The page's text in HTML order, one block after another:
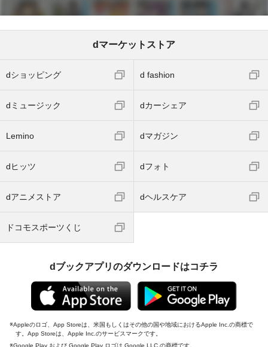
dマーケットストア
dショッピング d fashion
dミュージック dカーシェア
Lemino dマガジン
dヒッツ dフォト
dアニメストア dヘルスケア
ドコモスポーツくじ
dブックアプリのダウンロードはコチラ
Appleのロゴ、App Storeは、米国もしくはその他の国や地域におけるApple Inc.の商標で
す。App Storeは、Apple Inc.のサービスマークです。
Google Play および Google Play ロゴは Google LLC の商標です。